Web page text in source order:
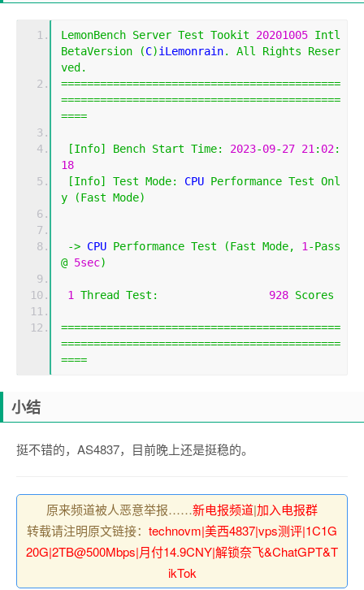
LemonBench Server Test Tookit 20201005 Intl
BetaVersion
(C)iLemonrain. All Rights
Reser
ved .
===========================================
===========================================
====
[Info] Bench Start Time: 2023-09-27 21: 02:
18
[Info] Test Mode: CPU Performance Test Onl
y
(Fast Mode)
-> CPU Performance Test (Fast Mode, 1-Pass
@ 5sec)
1 Thread Test : 928 Scores
===========================================
===========================================
====
小结
挺不错的，AS4837，目前晚上还是挺稳的。
原来频道被人恶意举报……新电报频道|加入电报群
转载请注明原文链接： technovm|美西4837|vps测评|1C1G
20G|2TB@500Mbps|月付14.9CNY|解锁奈飞&ChatGPT&T
ikTok